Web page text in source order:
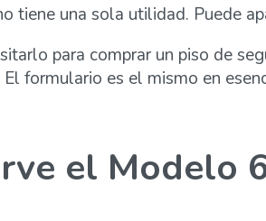
tiene una sola utilidad. Puede
para comprar un piso de
El formulario es el mismo en
el Modelo